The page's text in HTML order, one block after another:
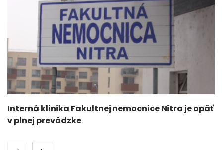
Interná klinika Fakultnej nemocnice Nitra je opäť
v plnej prevádzke